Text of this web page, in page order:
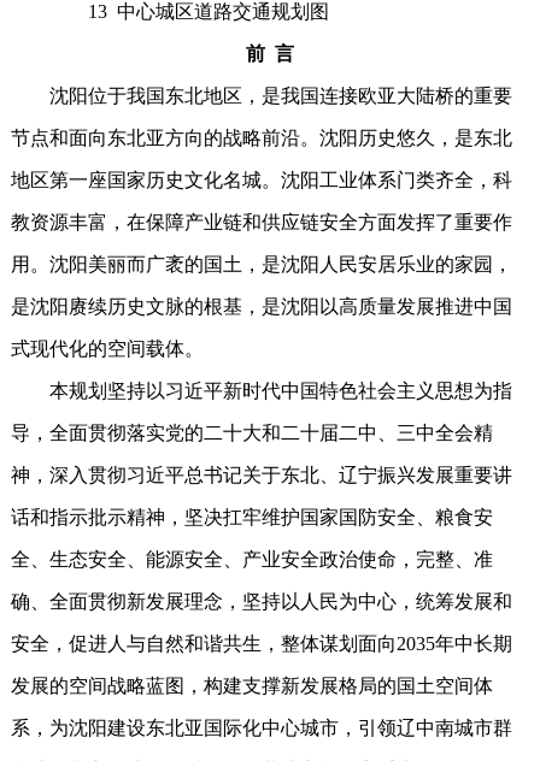
13 中心城区道路交通规划图
前 言
沈阳位于我国东北地区，是我国连接欧亚大陆桥的重要
节点和面向东北亚方向的战略前沿。沈阳历史悠久，是东北
地区第一座国家历史文化名城。沈阳工业体系门类齐全，科
教资源丰富，在保障产业链和供应链安全方面发挥了重要作
用。沈阳美丽而广袤的国土，是沈阳人民安居乐业的家园，
是沈阳赓续历史文脉的根基，是沈阳以高质量发展推进中国
式现代化的空间载体。
本规划坚持以习近平新时代中国特色社会主义思想为指
导，全面贯彻落实党的二十大和二十届二中、三中全会精
神，深入贯彻习近平总书记关于东北、辽宁振兴发展重要讲
话和指示批示精神，坚决扛牢维护国家国防安全、粮食安
全、生态安全、能源安全、产业安全政治使命，完整、准
确、全面贯彻新发展理念，坚持以人民为中心，统筹发展和
安全，促进人与自然和谐共生，整体谋划面向2035年中长期
发展的空间战略蓝图，构建支撑新发展格局的国土空间体
系，为沈阳建设东北亚国际化中心城市，引领辽中南城市群